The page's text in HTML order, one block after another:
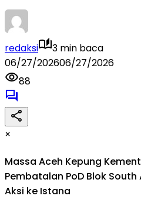
redaksi
3 min baca
06/27/202606/27/2026
88
×
Massa Aceh Kepung
Pembatalan PoD Blok
Aksi ke Istana